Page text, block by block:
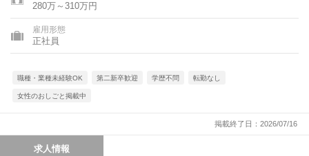
280万～310万円
雇用形態
正社員
職種・業種未経験OK 第二新卒歓迎 学歴不問 転勤なし
女性のおしごと掲載中
掲載終了日：2026/07/16
求人情報